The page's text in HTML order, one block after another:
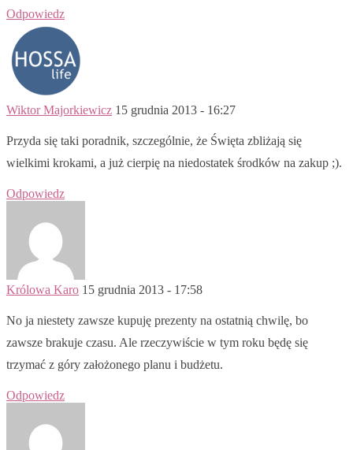
Odpowiedz
Wiktor Majorkiewicz 15 grudnia 2013 - 16:27
Przyda się taki poradnik, szczególnie, że Święta zbliżają się
wielkimi krokami, a już cierpię na niedostatek środków na zakup ;).
Odpowiedz
Królowa Karo 15 grudnia 2013 - 17:58
No ja niestety zawsze kupuję prezenty na ostatnią chwilę, bo
zawsze brakuje czasu. Ale rzeczywiście w tym roku będę się
trzymać z góry założonego planu i budżetu.
Odpowiedz